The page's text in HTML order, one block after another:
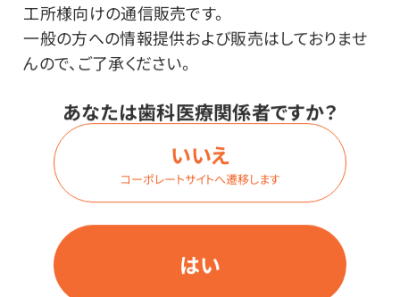
工所様向けの通信販売です。
一般の方への情報提供および販売はしておりませ
んので、ご了承ください。
あなたは歯科医療関係者ですか？
はい
いいえ
コーポレートサイトへ遷移します
ニトリルグローブ VOLKボ
ルク ブルー（100枚）
ニトリルグローブ VOLKボ
ルク ブルー（200枚）